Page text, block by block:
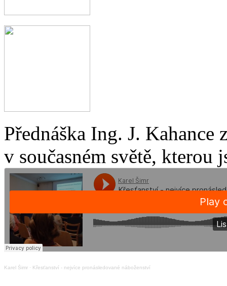
Přednáška Ing. J.
v současném světě, kterou
Karel Šimr · Křesťanství - nejvíce pronásledované náboženství